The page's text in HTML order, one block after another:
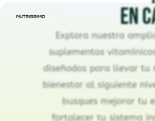
en
Explora nuestra
suplementos
diseñados para llevar tu
bienestar al siguiente
busques mejorar tu
fortalecer tu sistema